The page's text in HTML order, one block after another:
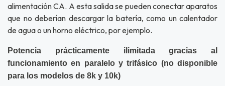
alimentación CA. A esta salida se pueden conectar aparatos
que no deberían descargar la batería, como un calentador
de agua o un horno eléctrico, por ejemplo.
Potencia prácticamente ilimitada gracias al
funcionamiento en paralelo y trifásico (no disponible
para los modelos de 8k y 10k)